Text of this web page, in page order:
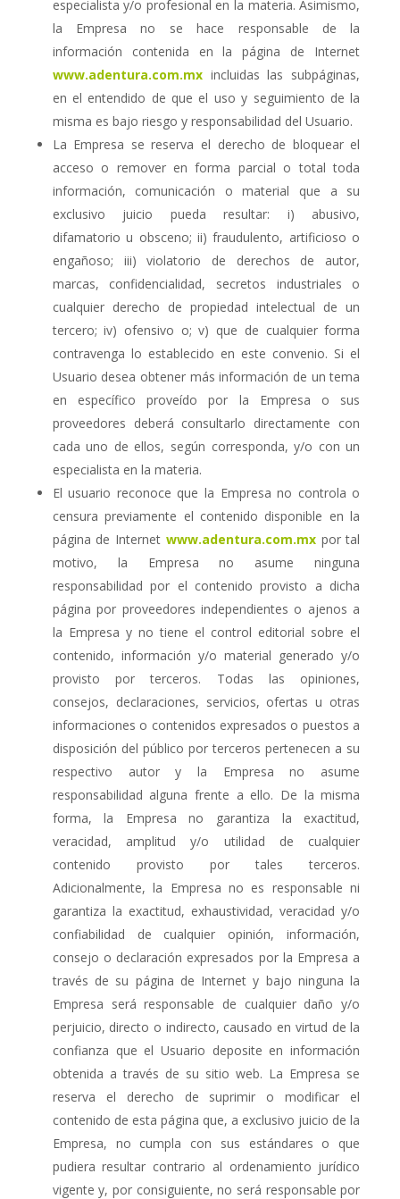
especialista y/o profesional en la materia. Asimismo,
la Empresa no se hace responsable de la
información contenida en la página de Internet
www.adentura.com.mxincluidas las subpáginas,
en el entendido de que el uso y seguimiento de la
misma es bajo riesgo y responsabilidad del Usuario.
La Empresa se reserva el derecho de bloquear el
acceso o remover en forma parcial o total toda
información, comunicación o material que a su
exclusivo juicio pueda resultar: i) abusivo,
difamatorio u obsceno; ii) fraudulento, artificioso o
engañoso; iii) violatorio de derechos de autor,
marcas, confidencialidad, secretos industriales o
cualquier derecho de propiedad intelectual de un
tercero; iv) ofensivo o; v) que de cualquier forma
contravenga lo establecido en este convenio. Si el
Usuario desea obtener más información de un tema
en específico proveído por la Empresa o sus
proveedores deberá consultarlo directamente con
cada uno de ellos, según corresponda, y/o con un
especialista en la materia.
El usuario reconoce que la Empresa no controla o
censura previamente el contenido disponible en la
página de Internet www.adentura.com.mxpor tal
motivo, la Empresa no asume ninguna
responsabilidad por el contenido provisto a dicha
página por proveedores independientes o ajenos a
la Empresa y no tiene el control editorial sobre el
contenido, información y/o material generado y/o
provisto por terceros. Todas las opiniones,
consejos, declaraciones, servicios, ofertas u otras
informaciones o contenidos expresados o puestos a
disposición del público por terceros pertenecen a su
respectivo autor y la Empresa no asume
responsabilidad alguna frente a ello. De la misma
forma, la Empresa no garantiza la exactitud,
veracidad, amplitud y/o utilidad de cualquier
contenido provisto por tales terceros.
Adicionalmente, la Empresa no es responsable ni
garantiza la exactitud, exhaustividad, veracidad y/o
confiabilidad de cualquier opinión, información,
consejo o declaración expresados por la Empresa a
través de su página de Internet y bajo ninguna la
Empresa será responsable de cualquier daño y/o
perjuicio, directo o indirecto, causado en virtud de la
confianza que el Usuario deposite en información
obtenida a través de su sitio web. La Empresa se
reserva el derecho de suprimir o modificar el
contenido de esta página que, a exclusivo juicio de la
Empresa, no cumpla con sus estándares o que
pudiera resultar contrario al ordenamiento jurídico
vigente y, por consiguiente, no será responsable por